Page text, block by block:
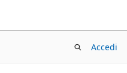
Accedi